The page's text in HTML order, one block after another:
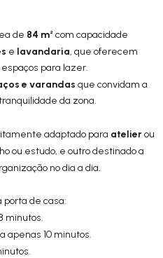
de 84 m² com capacidade
e lavandaria, que oferecem
para lazer.
e varandas que convidam a
da zona.
adaptado para atelierou
ou estudo, e outro destinado a
no dia a dia.
porta de casa:
minutos.
apenas 10 minutos.